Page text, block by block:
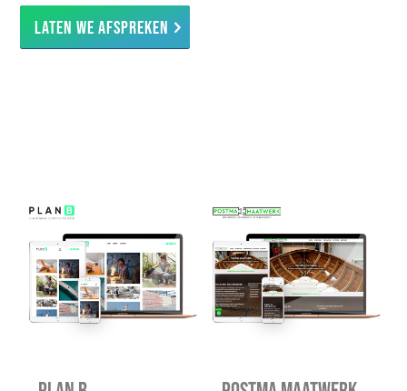
Laten we afspreken